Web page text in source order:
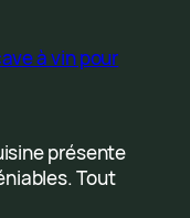
à vin pour
présente
Tout